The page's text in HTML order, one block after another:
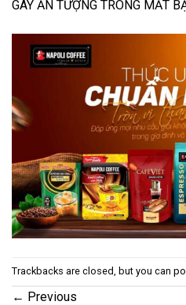
GÂY ẤN TƯỢNG TRONG MẮT
Trackbacks are closed, but you can
← Previous